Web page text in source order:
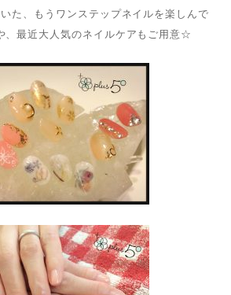
た、もうワンステップネイルを楽しんで
、最近大人気のネイルケアもご用意☆